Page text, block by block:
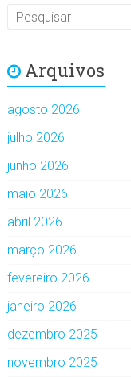
Arquivos
agosto 2026
julho 2026
junho 2026
maio 2026
abril 2026
março 2026
fevereiro 2026
janeiro 2026
dezembro 2025
novembro 2025